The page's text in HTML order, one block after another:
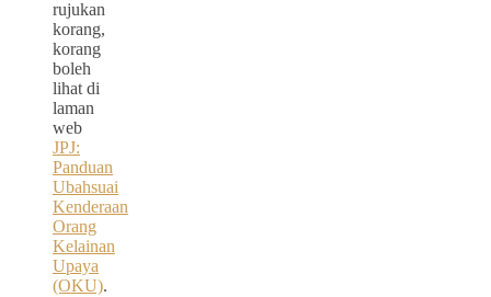
rujukan
korang,
korang
boleh
lihat di
laman
web
JPJ:
Panduan
Ubahsuai
Kenderaan
Orang
Kelainan
Upaya
(OKU).